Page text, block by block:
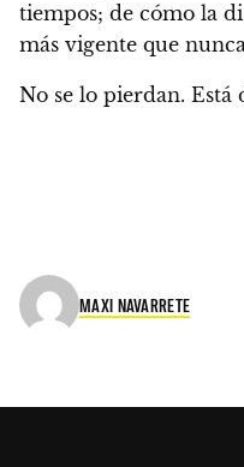
tiempos; de cómo la
más vigente que
No se lo pierdan. Está
MAXI NAVARRETE